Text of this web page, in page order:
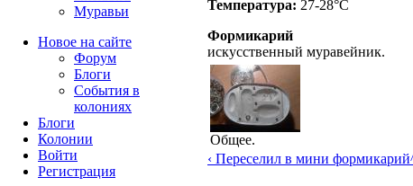
Температура: 27-28°C
Формикарий
искусственный муравейник.
Общее.
‹ Переселил в мини формикарий
Муравьи
Новое на сайте
Форум
Блоги
События в
колониях
Блоги
Колонии
Войти
Peгиcтpaция